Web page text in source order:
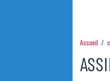
Accueil